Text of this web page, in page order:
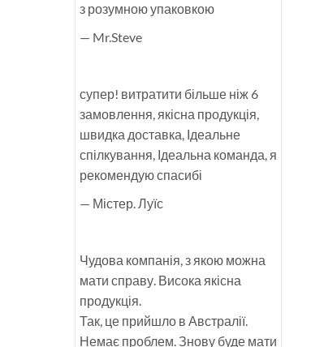
з розумною упаковкою
— Mr.Steve
супер! витратити більше ніж 6
замовлення, якісна продукція,
швидка доставка, Ідеальне
спілкування, Ідеальна команда, я
рекомендую спасибі
— Містер. Луїс
Чудова компанія, з якою можна
мати справу. Висока якісна
продукція.
Так, це прийшло в Австралії.
Немає проблем. Знову буде мати